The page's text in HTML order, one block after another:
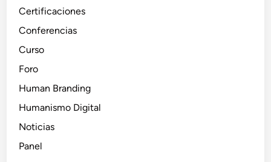
Certificaciones
Conferencias
Curso
Foro
Human Branding
Humanismo Digital
Noticias
Panel